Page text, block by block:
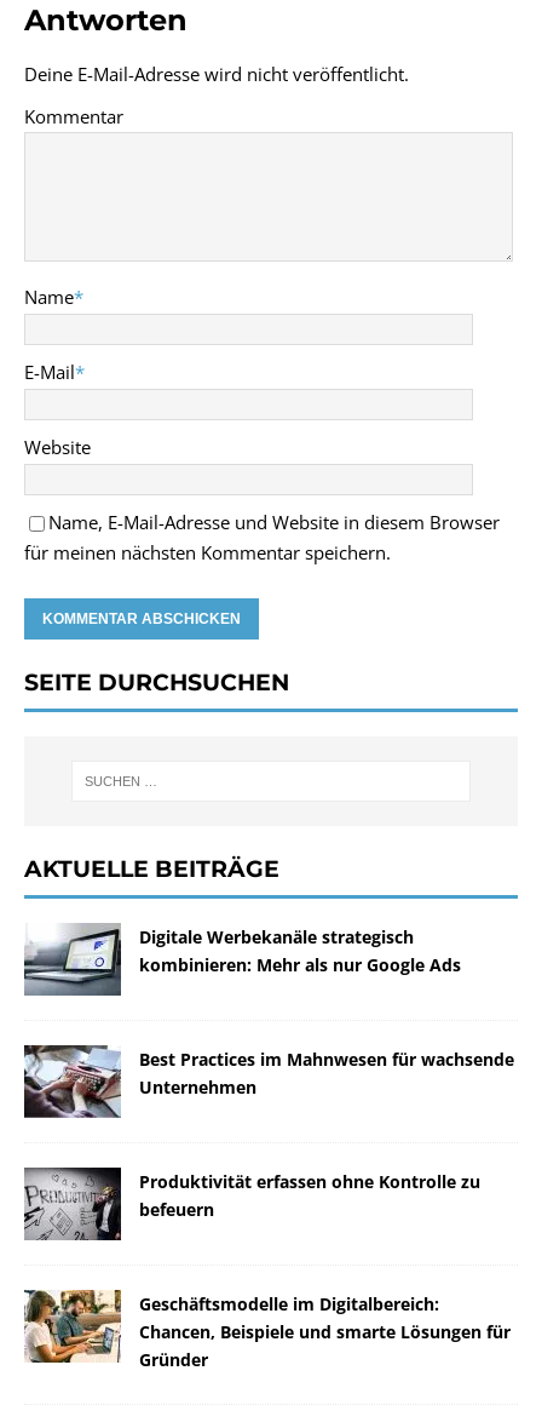
Antworten
Deine E-Mail-Adresse wird nicht veröffentlicht.
Kommentar
Name*
E-Mail*
Website
Name, E-Mail-Adresse und Website in diesem Browser
für meinen nächsten Kommentar speichern.
SEITE DURCHSUCHEN
AKTUELLE BEITRÄGE
Digitale Werbekanäle strategisch
kombinieren: Mehr als nur Google Ads
Best Practices im Mahnwesen für wachsende
Unternehmen
Produktivität erfassen ohne Kontrolle zu
befeuern
Geschäftsmodelle im Digitalbereich:
Chancen, Beispiele und smarte Lösungen für
Gründer